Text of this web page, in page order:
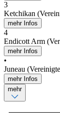
3
Ketchikan
mehr Infos
4
Endicott Arm
mehr Infos
•
Juneau
mehr Infos
mehr